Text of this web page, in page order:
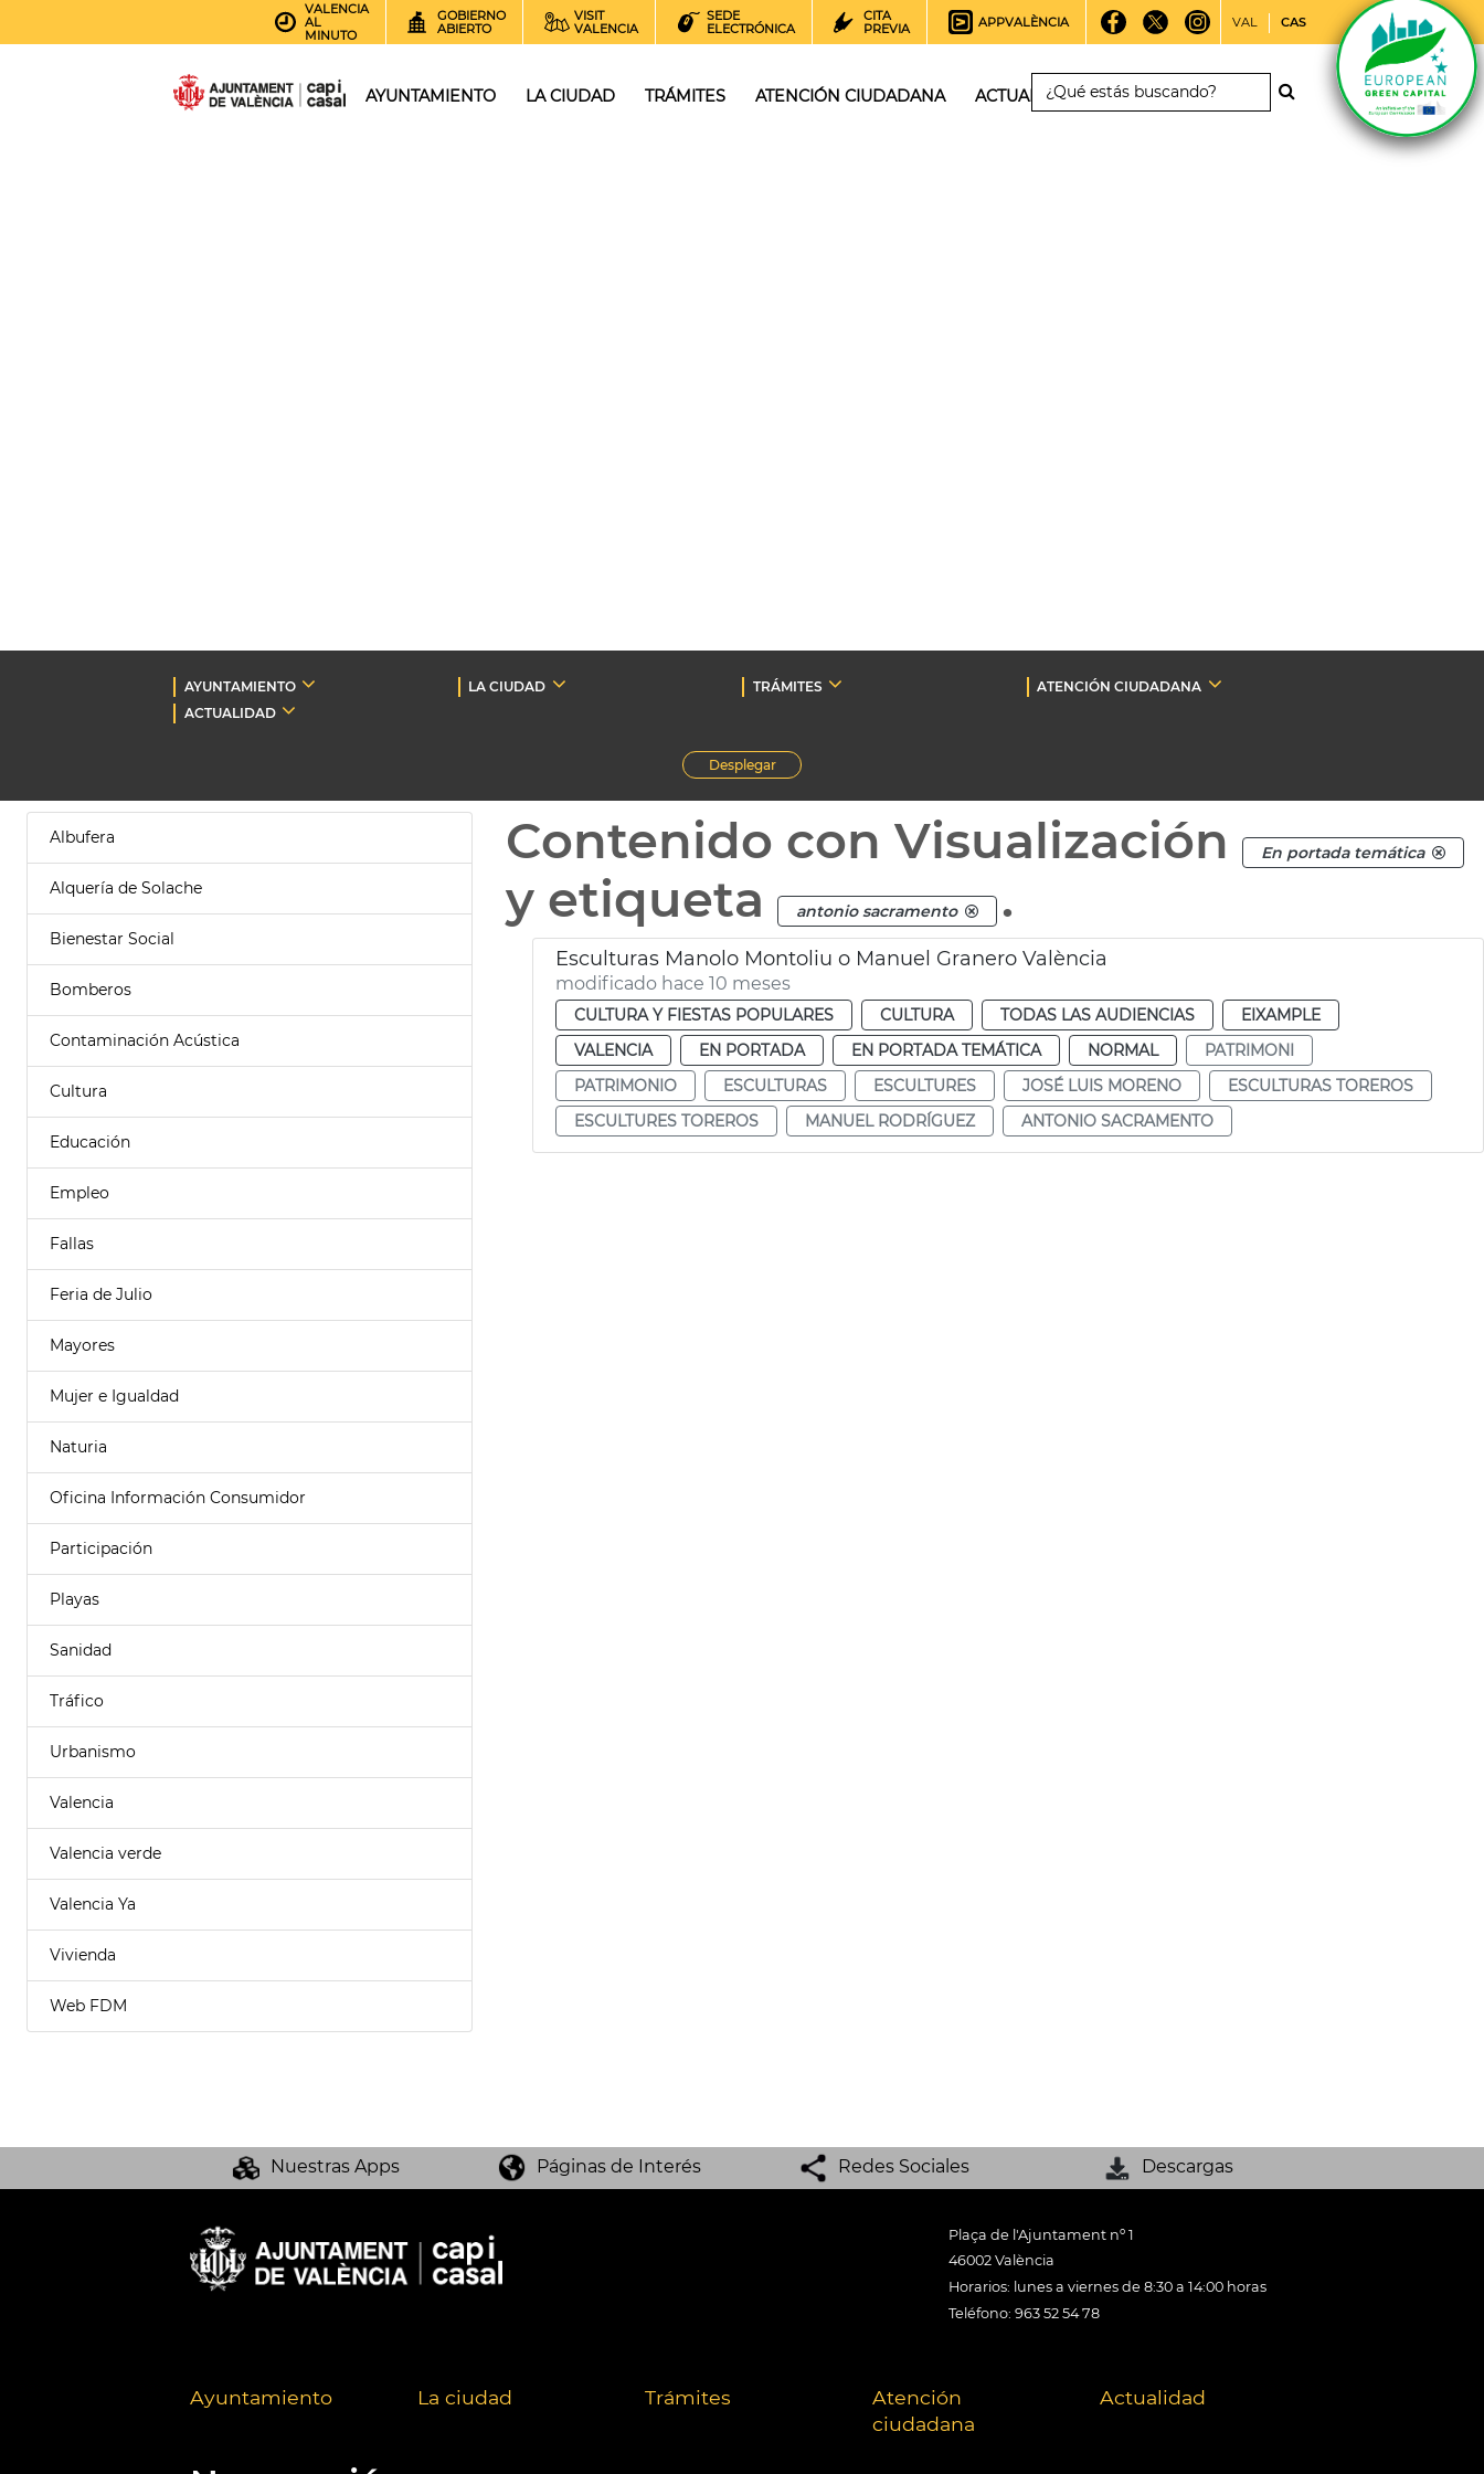
VALENCIA
AL
MINUTO
GOBIERNO
ABIERTO
VISIT
VALENCIA
SEDE
ELECTRÓNICA
CITA
PREVIA
APPVALÈNCIA VAL CAS
AYUNTAMIENTO LA CIUDAD TRÁMITES ATENCIÓN CIUDADANA ACTUALIDAD
AYUNTAMIENTO LA CIUDAD TRÁMITES
ATENCIÓN CIUDADANA
ACTUALIDAD
Desplegar
Albufera
Alquería de Solache
Bienestar Social
Bomberos
Contaminación Acústica
Cultura
Educación
Empleo
Fallas
Feria de Julio
Mayores
Mujer e Igualdad
Naturia
Oficina Información Consumidor
Participación
Playas
Sanidad
Tráfico
Urbanismo
Valencia
Valencia verde
Valencia Ya
Vivienda
Web FDM
Contenido con Visualización En portada temática
y etiqueta antonio sacramento .
Esculturas Manolo Montoliu o Manuel Granero València
modificado hace 10 meses
CULTURA Y FIESTAS POPULARES CULTURA TODAS LAS AUDIENCIAS
EIXAMPLE
VALENCIA
EN PORTADA EN PORTADA TEMÁTICA NORMAL
PATRIMONI
PATRIMONIO
ESCULTURAS ESCULTURES JOSÉ LUIS MORENO
ESCULTURAS TOREROS
ESCULTURES TOREROS
MANUEL RODRÍGUEZ ANTONIO SACRAMENTO
Nuestras Apps Páginas de Interés Redes Sociales Descargas
Plaça de l'Ajuntament nº 1
46002 València
Horarios: lunes a viernes de 8:30 a 14:00 horas
Teléfono: 963 52 54 78
Ayuntamiento La ciudad Trámites
Atención
ciudadana
Actualidad